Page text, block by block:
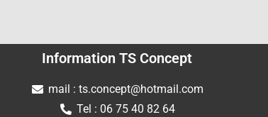
Information TS Concept
mail : ts.concept@hotmail.com
Tel : 06 75 40 82 64